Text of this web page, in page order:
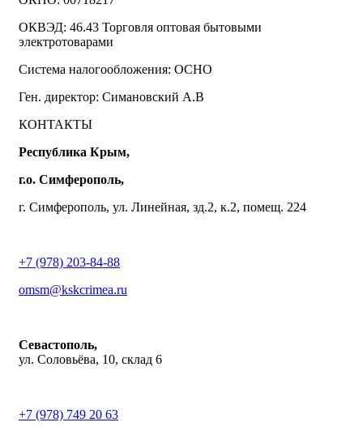
ОКВЭД: 46.43 Торговля оптовая бытовыми
электротоварами
Система налогообложения: ОСНО
Ген. директор: Симановский А.В
КОНТАКТЫ
Республика Крым,
г.о. Симферополь,
г. Симферополь, ул. Линейная, зд.2, к.2, помещ. 224
+7 (978) 203-84-88
omsm@kskcrimea.ru
Севастополь,
ул. Соловьёва, 10, склад 6
+7 (978) 749 20 63